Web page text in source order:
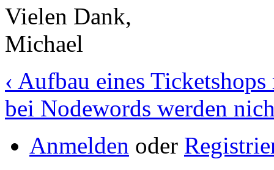
Vielen Dank,
Michael
‹ Aufbau eines
bei Nodewords werden
Anmelden oder